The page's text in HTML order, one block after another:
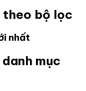
theo bộ lọc
nhất
mục